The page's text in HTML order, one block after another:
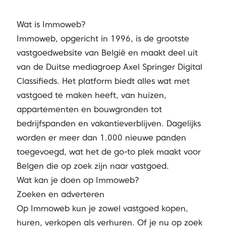
Wat is Immoweb?
Immoweb, opgericht in 1996, is de grootste
vastgoedwebsite van België en maakt deel uit
van de Duitse mediagroep Axel Springer Digital
Classifieds. Het platform biedt alles wat met
vastgoed te maken heeft, van huizen,
appartementen en bouwgronden tot
bedrijfspanden en vakantieverblijven. Dagelijks
worden er meer dan 1.000 nieuwe panden
toegevoegd, wat het de go-to plek maakt voor
Belgen die op zoek zijn naar vastgoed.
Wat kan je doen op Immoweb?
Zoeken en adverteren
Op Immoweb kun je zowel vastgoed kopen,
huren, verkopen als verhuren. Of je nu op zoek